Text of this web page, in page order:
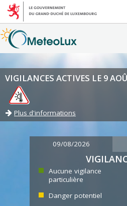
VIGILANCES ACTIVES LE 9
Plus d'informations
09/08/2026
Aucune vigilance
particulière
Danger potentiel